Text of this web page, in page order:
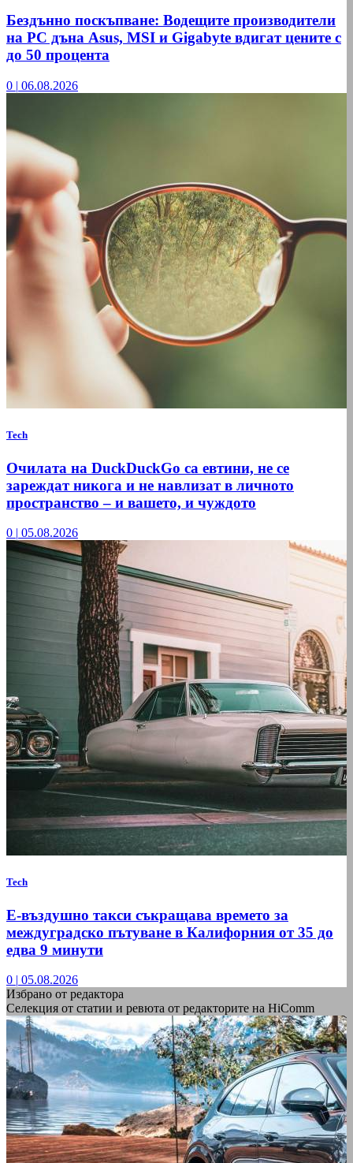
Бездънно поскъпване: Водещите производители
на РС дъна Asus, MSI и Gigabyte вдигат цените с
до 50 процента
0 | 06.08.2026
Tech
Очилата на DuckDuckGo са евтини, не се
зареждат никога и не навлизат в личното
пространство – и вашето, и чуждото
0 | 05.08.2026
Tech
Е-въздушно такси съкращава времето за
междуградско пътуване в Калифорния от 35 до
едва 9 минути
0 | 05.08.2026
Избрано от редактора
Селекция от статии и ревюта от редакторите на HiComm